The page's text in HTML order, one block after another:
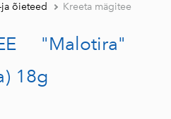
õieteed Kreeta mägitee
"Malotira"
18g